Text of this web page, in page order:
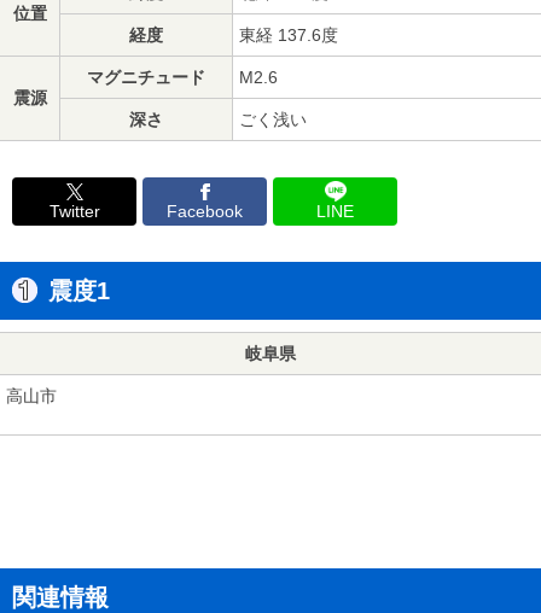
位置
経度 東経 137.6度
震源
マグニチュード M2.6
深さ ごく浅い
Twitter Facebook LINE
震度1
岐阜県
高山市
関連情報